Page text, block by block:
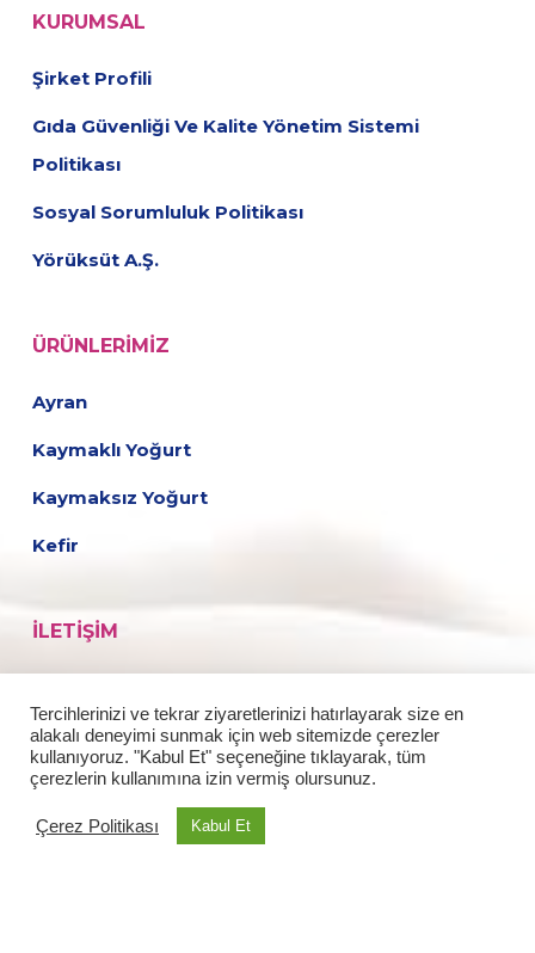
KURUMSAL
Şirket Profili
Gıda Güvenliği Ve Kalite Yönetim Sistemi
Politikası
Sosyal Sorumluluk Politikası
Yörüksüt A.Ş.
ÜRÜNLERIMIZ
Ayran
Kaymaklı Yoğurt
Kaymaksız Yoğurt
Kefir
İLETIŞIM
Medya
Tariflerimiz
Kariyer
Tercihlerinizi ve tekrar ziyaretlerinizi hatırlayarak size en
alakalı deneyimi sunmak için web sitemizde çerezler
kullanıyoruz. "Kabul Et" seçeneğine tıklayarak, tüm
çerezlerin kullanımına izin vermiş olursunuz.
Çerez Politikası Kabul Et